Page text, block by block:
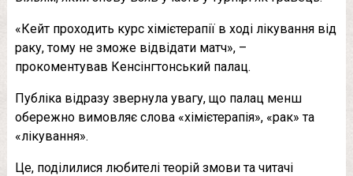
«Кейт проходить курс хімієтерапії в ході лікування від
раку, тому не зможе відвідати матч», –
прокоментував Кенсінгтонський палац.
Публіка відразу звернула увагу, що палац менш
обережно вимовляє слова «хімієтерапія», «рак» та
«лікування».
Це, поділилися любителі теорій змови та читачі